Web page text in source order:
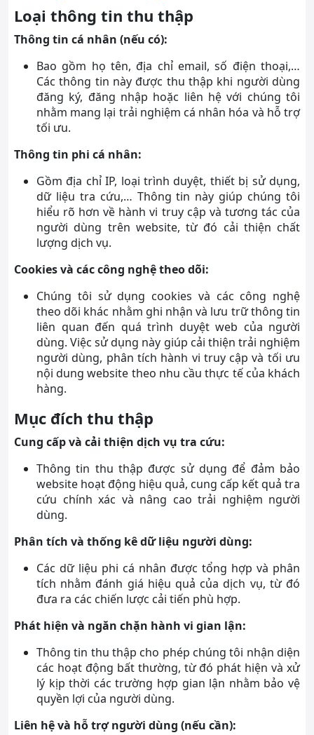
Loại thông tin thu thập
Thông tin cá nhân (nếu có):
Bao gồm họ tên, địa chỉ email, số điện thoại,…
Các thông tin này được thu thập khi người dùng
đăng ký, đăng nhập hoặc liên hệ với chúng tôi
nhằm mang lại trải nghiệm cá nhân hóa và hỗ trợ
tối ưu.
Thông tin phi cá nhân:
Gồm địa chỉ IP, loại trình duyệt, thiết bị sử dụng,
dữ liệu tra cứu,… Thông tin này giúp chúng tôi
hiểu rõ hơn về hành vi truy cập và tương tác của
người dùng trên website, từ đó cải thiện chất
lượng dịch vụ.
Cookies và các công nghệ theo dõi:
Chúng tôi sử dụng cookies và các công nghệ
theo dõi khác nhằm ghi nhận và lưu trữ thông tin
liên quan đến quá trình duyệt web của người
dùng. Việc sử dụng này giúp cải thiện trải nghiệm
người dùng, phân tích hành vi truy cập và tối ưu
nội dung website theo nhu cầu thực tế của khách
hàng.
Mục đích thu thập
Cung cấp và cải thiện dịch vụ tra cứu:
Thông tin thu thập được sử dụng để đảm bảo
website hoạt động hiệu quả, cung cấp kết quả tra
cứu chính xác và nâng cao trải nghiệm người
dùng.
Phân tích và thống kê dữ liệu người dùng:
Các dữ liệu phi cá nhân được tổng hợp và phân
tích nhằm đánh giá hiệu quả của dịch vụ, từ đó
đưa ra các chiến lược cải tiến phù hợp.
Phát hiện và ngăn chặn hành vi gian lận:
Thông tin thu thập cho phép chúng tôi nhận diện
các hoạt động bất thường, từ đó phát hiện và xử
lý kịp thời các trường hợp gian lận nhằm bảo vệ
quyền lợi của người dùng.
Liên hệ và hỗ trợ người dùng (nếu cần):